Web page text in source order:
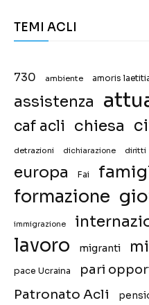
TEMI ACLI
730 ambiente amoris
assistenza
caf acli chiesa
detrazioni dichiarazione diritti
europa Fai
formazione
immigrazione
lavoro migranti
pace Ucraina pari
Patronato Acli